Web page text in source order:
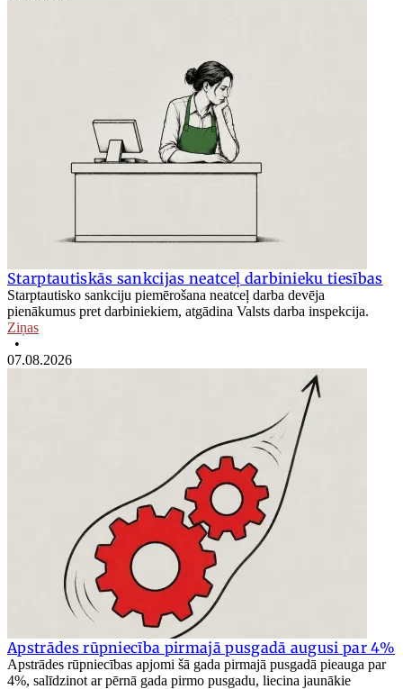
Starptautiskās sankcijas neatceļ darbinieku tiesības
Starptautisko sankciju piemērošana neatceļ darba devēja
pienākumus pret darbiniekiem, atgādina Valsts darba inspekcija.
Ziņas
•
07.08.2026
Apstrādes rūpniecība pirmajā pusgadā augusi par 4%
Apstrādes rūpniecības apjomi šā gada pirmajā pusgadā pieauga par
4%, salīdzinot ar pērnā gada pirmo pusgadu, liecina jaunākie